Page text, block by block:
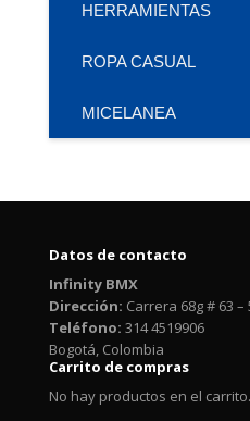
HERRAMIENTAS
ROPA CASUAL
MICELANEA
Datos de contacto
Infinity BMX
Dirección: Carrera 68g # 63 –
Teléfono: 314 4519906
Bogotá, Colombia
Carrito de compras
No hay productos en el carrito.